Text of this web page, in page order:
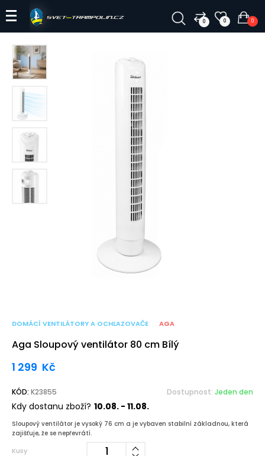
0 0 0
DOMÁCÍ VENTILÁTORY A OCHLAZOVAČE AGA
Aga Sloupový ventilátor 80 cm Bílý
1 299 Kč
KÓD: K23855 Dostupnost: Jeden den
Kdy dostanu zboží? 10.08. - 11.08.
Sloupový ventilátor je vysoký 76 cm a je vybaven stabilní základnou, která
zajišťuje, že se nepřevrátí.
Kusy